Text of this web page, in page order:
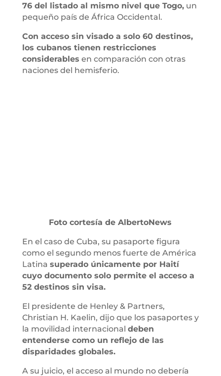
76 del listado al mismo nivel que Togo,un
pequeño país de África Occidental.
Con acceso sin visado a solo 60 destinos,
los cubanos tienen restricciones
considerables en comparación con otras
naciones del hemisferio.
Foto cortesía de AlbertoNews
En el caso de Cuba, su pasaporte figura
como el segundo menos fuerte de América
Latina superado únicamente por Haití
cuyo documento solo permite el acceso a
52 destinos sin visa.
El presidente de Henley & Partners,
Christian H. Kaelin, dijo que los pasaportes y
la movilidad internacional deben
entenderse como un reflejo de las
disparidades globales.
A su juicio, el acceso al mundo no debería